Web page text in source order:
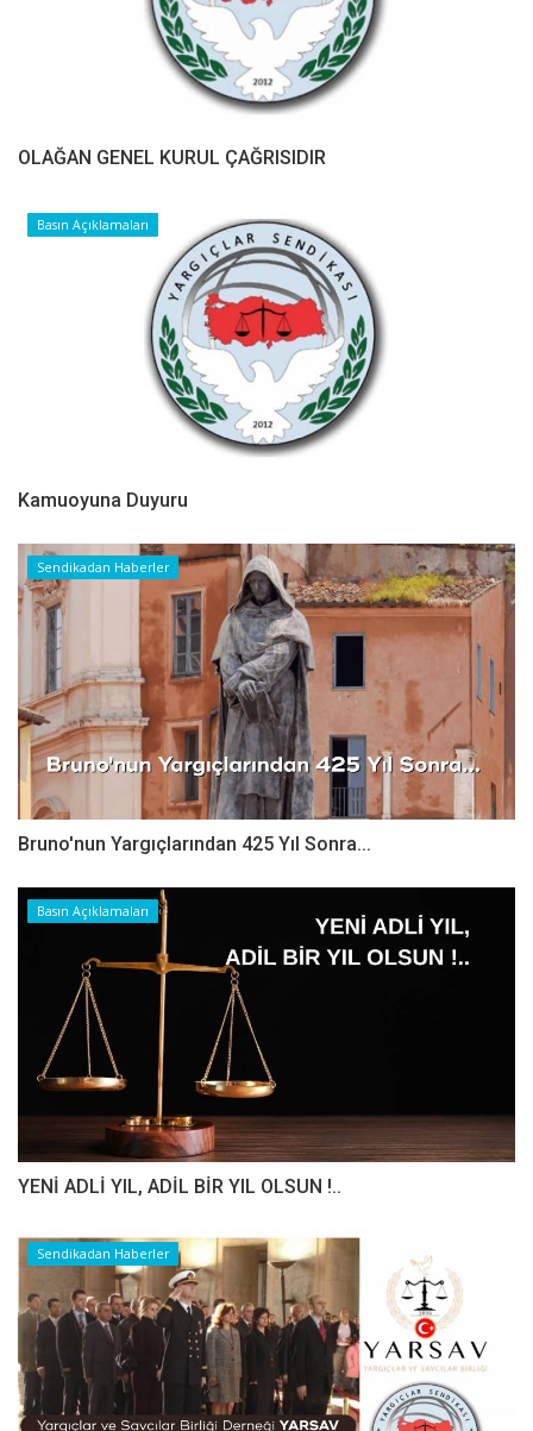
OLAĞAN GENEL KURUL ÇAĞRISIDIR
Basın Açıklamaları
Kamuoyuna Duyuru
Sendikadan Haberler
Bruno'nun Yargıçlarından 425 Yıl Sonra...
Basın Açıklamaları
YENİ ADLİ YIL, ADİL BİR YIL OLSUN !..
Sendikadan Haberler